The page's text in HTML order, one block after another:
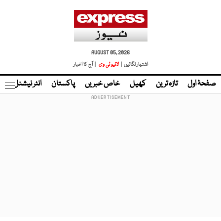
AUGUST 05, 2026
اشتہار لگائیں |
لائیو ٹی وی | آج کا اخبار
صفحۂ اول تازہ ترین کھیل خاص خبریں پاکستان انٹر نیشنل